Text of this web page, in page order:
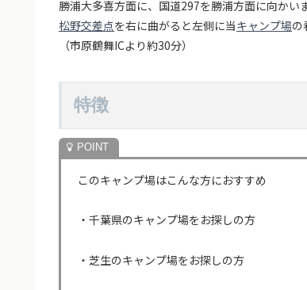
勝浦大多喜方面に、国道297を勝浦方面に向かいま
松野交差点を右に曲がると左側に当キャンプ場の
（市原鶴舞ICより約30分）
特徴
このキャンプ場はこんな方におすすめ
・千葉県のキャンプ場をお探しの方
・芝生のキャンプ場をお探しの方